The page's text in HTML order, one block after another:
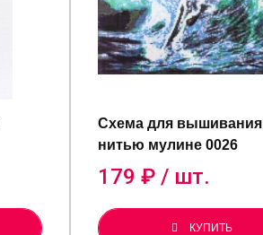
Схема для вышивания
нитью мулине 0026
179 ₽ / шт.
КУПИТЬ